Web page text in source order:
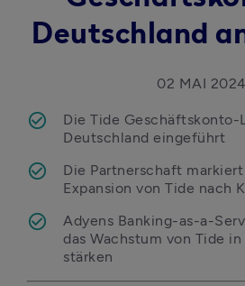
Deutschland
02 MAI 2024
Die Tide Geschäftskonto-
Deutschland eingeführt
Die Partnerschaft
Expansion von Tide nach
Adyens Banking-as-a-
das Wachstum von Tide
stärken